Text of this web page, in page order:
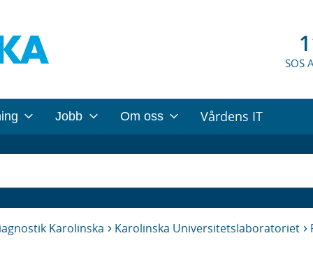
SOS
Jobb Om oss Vårdens IT
Karolinska Karolinska Universitetslaboratoriet